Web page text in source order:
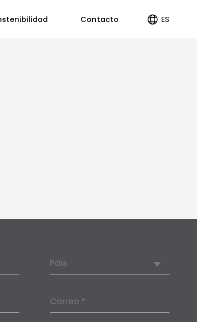
Contacto ES
País
Correo *